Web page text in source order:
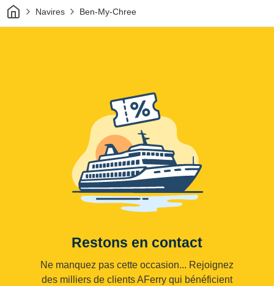
MaisonNavires Ben-My-Chree
Restons en contact
Ne manquez pas cette occasion... Rejoignez
des milliers de clients AFerry qui bénéficient